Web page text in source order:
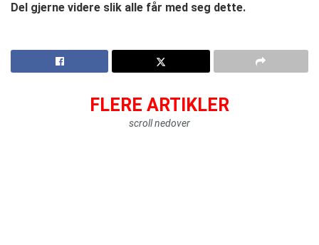
Del gjerne videre slik alle får med seg dette.
FLERE ARTIKLER
scroll nedover